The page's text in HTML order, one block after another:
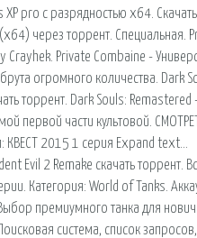
XP pro с разрядностью x64. Скачать
через торрент. Специальная.
Crayhek. Private Combaine -
огромного количества. Dark
торрент. Dark Souls: Remastered
первой части культовой.
КВЕСТ 2015 1 серия Expand text…
Evil 2 Remake скачать торрент.
Категория: World of Tanks.
премиумного танка для
сиcтема, список